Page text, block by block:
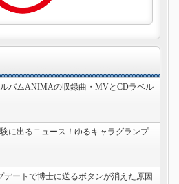
バムANIMAの収録曲・MVとCDラベル
に出るニュース！ゆるキャラグランプ
デートで博士に送るボタンが消えた原因